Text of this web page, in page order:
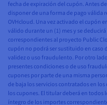
fecha de expiración del cupón. Antes
disponer de una forma de pago válida
OVHcloud. Una vez activado el cupón
válido durante un (1) mes y se
correspondientes al proyecto Public
cupón no podrá ser sustituido en
validez o uso fraudulento. Por otro
presentes condiciones o de uso
cupones por parte de una misma
de baja los servicios contratados en
los cupones. El titular deberá en todos
íntegro de los importes